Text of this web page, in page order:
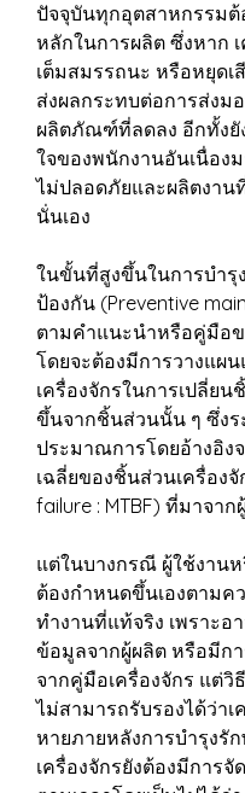
ปัจจุบันทุกอุตสาหกรรมต้
หลักในการผลิต ซึ่งหาก
เต็มสมรรถนะ หรือหยุด
ส่งผลกระทบต่อการส่ง
ผลิตภัณฑ์ที่ลดลง อีกทั้งยั
ใจของพนักงานอันเนื่อง
ไม่ปลอดภัยและผลิตงา
นั่นเอง
ในขั้นที่สูงขึ้นในการบำรุ
ป้องกัน (Preventive
ตามคำแนะนำหรือคู่มือข
โดยจะต้องมีการวางแผ
เครื่องจักรในการเปลี่ย
ขึ้นจากชิ้นส่วนนั้น ๆ ซึ่งร
ประมาณการโดยอ้างอิง
เฉลี่ยของชิ้นส่วนเครื่อง
failure : MTBF) ที่มาจา
แต่ในบางกรณี ผู้ใช้งาน
ต้องกำหนดขึ้นเองตามค
ทำงานที่แท้จริง เพราะอ
ข้อมูลจากผู้ผลิต หรือมีก
จากคู่มือเครื่องจักร แต่วิ
ไม่สามารถรับรองได้ว่าเ
หายภายหลังการบำรุงรั
เครื่องจักรยังต้องมีการ